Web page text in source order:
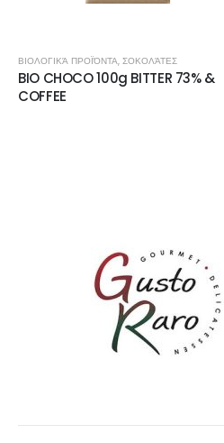
ΒΙΟΛΟΓΙΚΆ ΠΡΟΪΌΝΤΑ, ΣΟΚΟΛΆΤΕΣ
BIO CHOCO 100g BITTER 73% &
COFFEE